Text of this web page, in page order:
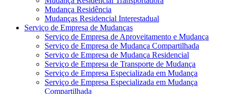
Mudança Residência
Mudanças Residencial Interestadual
Serviço de Empresa de Mudanças
Serviço de Empresa de Aproveitamento e Mudança
Serviço de Empresa de Mudança Compartilhada
Serviço de Empresa de Mudança Residencial
Serviço de Empresa de Transporte de Mudança
Serviço de Empresa Especializada em Mudança
Serviço de Empresa Especializada em Mudança
Compartilhada